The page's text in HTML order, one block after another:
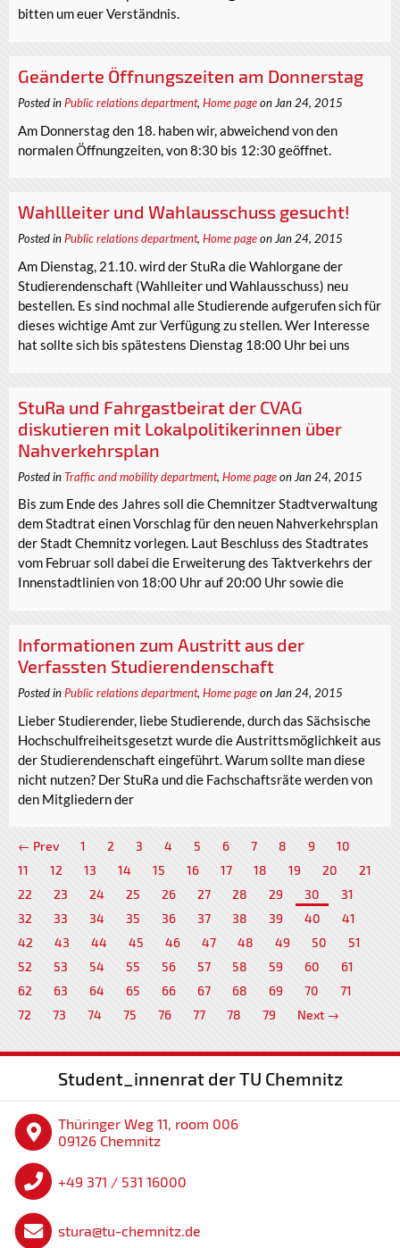
bitten um euer Verständnis.
Geänderte Öffnungszeiten am Donnerstag
Posted in Public relations department, Home pageon Jan 24, 2015
Am Donnerstag den 18. haben wir, abweichend von den
normalen Öffnungzeiten, von 8:30 bis 12:30 geöffnet.
Wahllleiter und Wahlausschuss gesucht!
Posted inPublic relations department, Home pageon Jan 24, 2015
Am Dienstag, 21.10. wird der StuRa die Wahlorgane der
Studierendenschaft (Wahlleiter und Wahlausschuss) neu
bestellen. Es sind nochmal alle Studierende aufgerufen sich für
dieses wichtige Amt zur Verfügung zu stellen. Wer Interesse
hat sollte sich bis spätestens Dienstag 18:00 Uhr bei uns
StuRa und Fahrgastbeirat der CVAG
diskutieren mit Lokalpolitikerinnen über
Nahverkehrsplan
Posted inTraffic and mobility department, Home pageon Jan 24, 2015
Bis zum Ende des Jahres soll die Chemnitzer Stadtverwaltung
dem Stadtrat einen Vorschlag für den neuen Nahverkehrsplan
der Stadt Chemnitz vorlegen. Laut Beschluss des Stadtrates
vom Februar soll dabei die Erweiterung des Taktverkehrs der
Innenstadtlinien von 18:00 Uhr auf 20:00 Uhr sowie die
Informationen zum Austritt aus der
Verfassten Studierendenschaft
Posted in Public relations department, Home pageon Jan 24, 2015
Lieber Studierender, liebe Studierende, durch das Sächsische
Hochschulfreiheitsgesetzt wurde die Austrittsmöglichkeit aus
der Studierendenschaft eingeführt. Warum sollte man diese
nicht nutzen? Der StuRa und die Fachschaftsräte werden von
den Mitgliedern der
← Prev 1 2 3 4 5 6 7 8 9
10
11
12 13 14 15 16 17 18 19 20
21
22
23 24 25 26 27 28 29 30
31
32
33 34 35 36 37 38 39 40
41
42
43 44 45 46 47 48 49 50
51
52
53 54 55 56 57 58 59 60
61
62
63 64 65 66 67 68 69 70
71
72
73 74 75 76 77 78 79 Next →
Student_innenrat der TU Chemnitz
Thüringer Weg 11, room 006
09126 Chemnitz
+49 371 / 531 16000
stura@tu-chemnitz.de